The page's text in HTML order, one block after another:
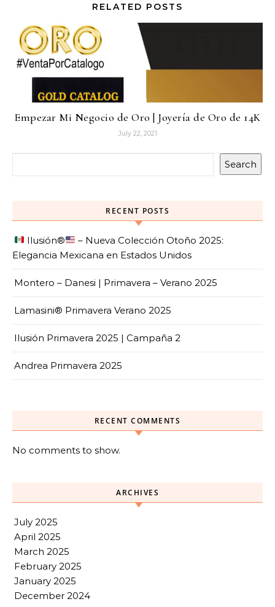
RELATED POSTS
Empezar Mi Negocio de Oro | Joyería de Oro de 14K
July 22, 2021
Search
RECENT POSTS
Ilusión®️
– Nueva Colección Otoño 2025:
Elegancia Mexicana en Estados Unidos
Montero – Danesi | Primavera – Verano 2025
Lamasini® Primavera Verano 2025
Ilusión Primavera 2025 | Campaña 2
Andrea Primavera 2025
RECENT COMMENTS
No comments to show.
ARCHIVES
July 2025
April 2025
March 2025
February 2025
January 2025
December 2024